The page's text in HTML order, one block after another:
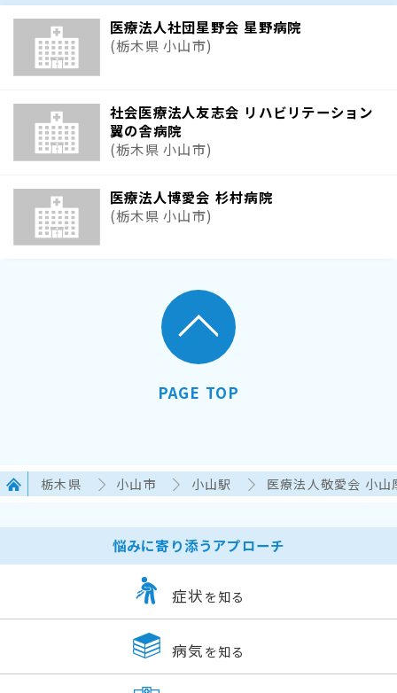
医療法人社団星野会 星野病院
(栃木県 小山市)
社会医療法人友志会 リハビリテーション
翼の舎病院
(栃木県 小山市)
医療法人博愛会 杉村病院
(栃木県 小山市)
PAGE TOP
栃木県 小山市 小山駅 医療法人敬愛会 小山
悩みに寄り添うアプローチ
症状 を知る
病気 を知る